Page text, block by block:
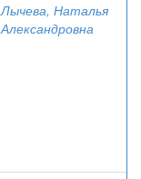
Лычева, Наталья
Александровна